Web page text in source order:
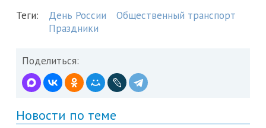
Теги: День России
Общественный транспорт
Праздники
Поделиться:
Новости по теме